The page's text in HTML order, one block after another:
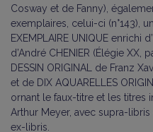
Cosway et de Fanny),
exemplaires, celui-ci (n°143),
EXEMPLAIRE UNIQUE enrichi
d’André CHENIER (Élégie XX,
DESSIN ORIGINAL de Franz
et de DIX AQUARELLES
ornant le faux-titre et les titres
Arthur Meyer, avec supra-
ex-libris.